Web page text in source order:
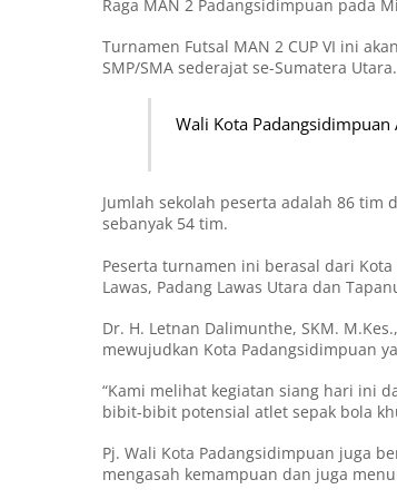
Raga MAN 2 Padangsidimpuan pada
Turnamen Futsal MAN 2 CUP VI ini
SMP/SMA sederajat se-Sumatera Utara.
Wali Kota Padangsidimpuan
Jumlah sekolah peserta adalah 86 tim
sebanyak 54 tim.
Peserta turnamen ini berasal dari
Lawas, Padang Lawas Utara dan
Dr. H. Letnan Dalimunthe, SKM.
mewujudkan Kota Padangsidimpuan
“Kami melihat kegiatan siang hari ini
bibit-bibit potensial atlet sepak bola
Pj. Wali Kota Padangsidimpuan juga
mengasah kemampuan dan juga